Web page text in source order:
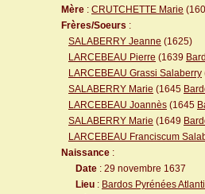
Mère : CRUTCHETTE Marie
Frères/Soeurs :
SALABERRY Jeanne (1625)
LARCEBEAU Pierre (1639
LARCEBEAU Grassi Salaberry
SALABERRY Marie (1645
LARCEBEAU Joannès (1645
SALABERRY Marie (1649
LARCEBEAU Franciscum
Naissance :
Date : 29 novembre 1637
Lieu : Bardos Pyrénées